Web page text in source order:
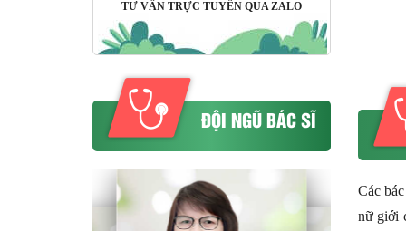
Các
nữ giới
TƯ VẤN TRỰC TUYẾN QUA ZALO
ĐỘI NGŨ BÁC SĨ